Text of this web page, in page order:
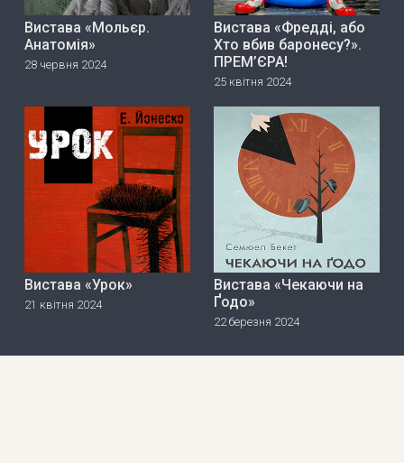
Вистава «Мольєр.
Анатомія»
28 червня 2024
Вистава «Фредді, або
Хто вбив баронесу?».
ПРЕМ’ЄРА!
25 квітня 2024
Вистава «Урок»
21 квітня 2024
Вистава «Чекаючи на
Ґодо»
22 березня 2024